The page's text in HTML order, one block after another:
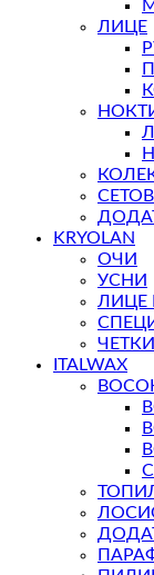
ЛИЦЕ
KRYOLAN
ОЧИ
УСНИ
ЛИЦЕ
ЧЕТКИ
ITALWAX